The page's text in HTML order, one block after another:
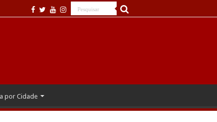
por Cidade